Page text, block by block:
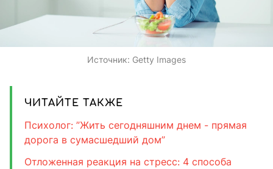
Источник: Getty Images
ЧИТАЙТЕ ТАКЖЕ
Психолог: ”Жить сегодняшним днем - прямая
дорога в сумасшедший дом”
Отложенная реакция на стресс: 4 способа